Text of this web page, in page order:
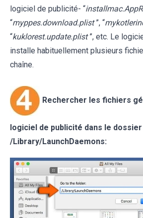
logiciel de publicité- “
“myppes.download.plist ”, “
“kuklorest.update.plist ”, etc. Le
installe habituellement plusieurs
chaîne.
Rechercher les fichiers
logiciel de publicité dans le dossier
/Library/LaunchDaemons: